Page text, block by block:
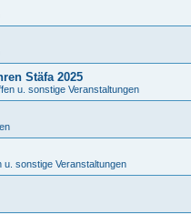
Stäfa 2025
u. sonstige Veranstaltungen
u. sonstige Veranstaltungen